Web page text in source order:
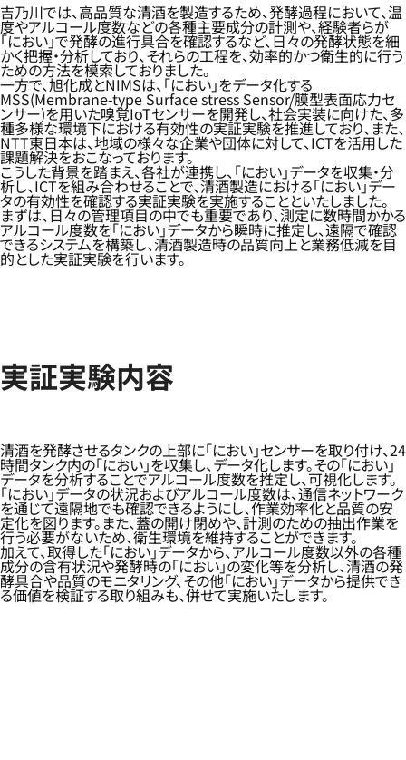
吉乃川では、高品質な清酒を製造するため、発酵過程において、温
度やアルコール度数などの各種主要成分の計測や、経験者らが
「におい」で発酵の進行具合を確認するなど、日々の発酵状態を細
かく把握・分析しており、それらの工程を、効率的かつ衛生的に行う
ための方法を模索しておりました。
一方で、旭化成とNIMSは、「におい」をデータ化する
MSS(Membrane-type Surface stress Sensor/膜型表面応力セ
ンサー)を用いた嗅覚IoTセンサーを開発し、社会実装に向けた、多
種多様な環境下における有効性の実証実験を推進しており、また、
NTT東日本は、地域の様々な企業や団体に対して、ICTを活用した
課題解決をおこなっております。
こうした背景を踏まえ、各社が連携し、「におい」データを収集・分
析し、ICTを組み合わせることで、清酒製造における「におい」デー
タの有効性を確認する実証実験を実施することといたしました。
まずは、日々の管理項目の中でも重要であり、測定に数時間かかる
アルコール度数を「におい」データから瞬時に推定し、遠隔で確認
できるシステムを構築し、清酒製造時の品質向上と業務低減を目
的とした実証実験を行います。
実証実験内容
清酒を発酵させるタンクの上部に「におい」センサーを取り付け、24
時間タンク内の「におい」を収集し、データ化します。その「におい」
データを分析することでアルコール度数を推定し、可視化します。
「におい」データの状況およびアルコール度数は、通信ネットワーク
を通じて遠隔地でも確認できるようにし、作業効率化と品質の安
定化を図ります。また、蓋の開け閉めや、計測のための抽出作業を
行う必要がないため、衛生環境を維持することができます。
加えて、取得した「におい」データから、アルコール度数以外の各種
成分の含有状況や発酵時の「におい」の変化等を分析し、清酒の発
酵具合や品質のモニタリング、その他「におい」データから提供でき
る価値を検証する取り組みも、併せて実施いたします。